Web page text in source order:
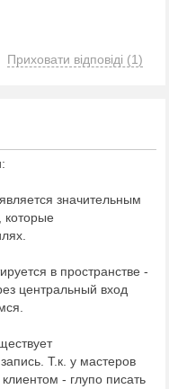
Приховати відповіді (1)
значительным
которые
в пространстве -
центральный вход
Т.к. у мастеров
- глупо писать